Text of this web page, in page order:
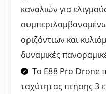
καναλιών για
οριζόντιων και
δυναμικές
Το E88 Pro Drone
ταχύτητας πτήσης 3